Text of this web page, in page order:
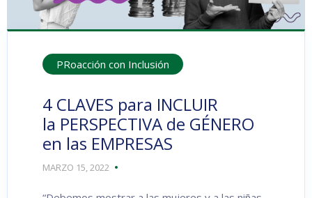
PRoacción con Inclusión
4 CLAVES para INCLUIR
la PERSPECTIVA de GÉNERO
en las EMPRESAS
MARZO 15, 2022